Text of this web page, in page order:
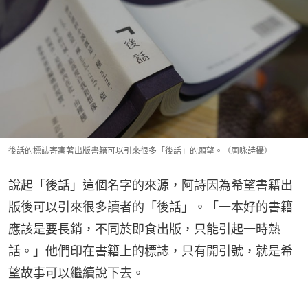
後話的標誌寄寓著出版書籍可以引來很多「後話」的願望。（周咏詩攝）
說起「後話」這個名字的來源，阿詩因為希望書籍出
版後可以引來很多讀者的「後話」。「一本好的書籍
應該是要長銷，不同於即食出版，只能引起一時熱
話。」他們印在書籍上的標誌，只有開引號，就是希
望故事可以繼續說下去。